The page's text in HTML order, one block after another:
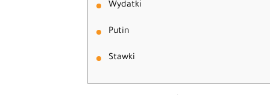
Wydatki
Putin
Stawki